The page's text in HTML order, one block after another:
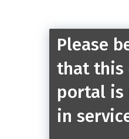
Please
that this
portal is
in